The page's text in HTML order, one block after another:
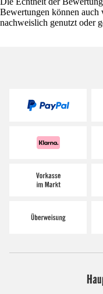
Bewertungen können auch
nachweislich genutzt oder